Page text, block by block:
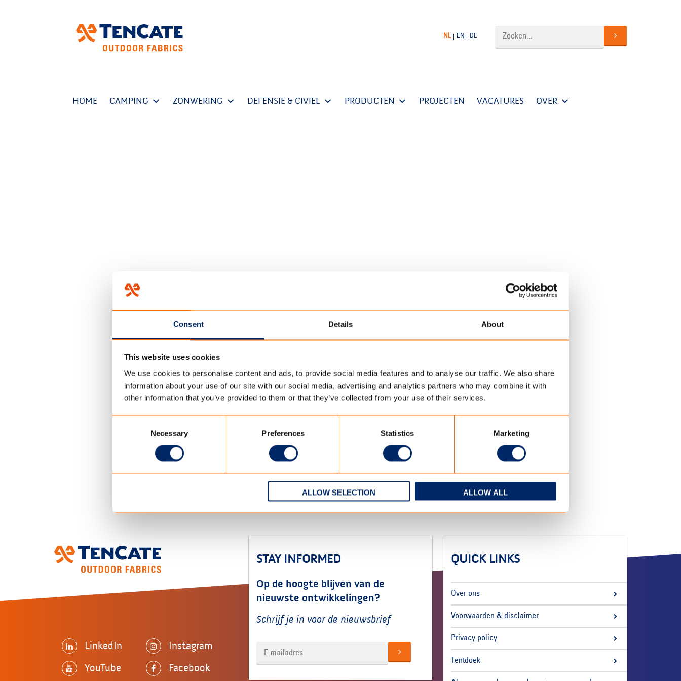
Consent Details About
This website uses cookies
We use cookies to personalise content and ads, to provide social media features and to analyse our traffic. We also share
information about your use of our site with our social media, advertising and analytics partners who may combine it with
other information that you’ve provided to them or that they’ve collected from your use of their services.
Necessary Preferences Statistics Marketing
ALLOW SELECTION ALLOW ALL
NL EN DE
HOME CAMPING ZONWERING DEFENSIE & CIVIEL PRODUCTEN PROJECTEN VACATURES OVER
WR-300
De WR-300 kwaliteit is een uiterst robuust en waterdicht polyester doek. Dit doek is
speciaal ontwikkeld voor situaties waarin waterbestendigheid een absolute must is
bijvoorbeeld voor grote schermen, in de horeca. Naast een hoge waterkolom kenmerkt
het doek zich door een hoge UPF factor.
LinkedIn
Instagram
YouTube
Facebook
STAY INFORMED
Op de hoogte blijven van de
nieuwste ontwikkelingen?
Schrijf je in voor de nieuwsbrief
QUICK LINKS
Over ons
Voorwaarden & disclaimer
Privacy policy
Tentdoek